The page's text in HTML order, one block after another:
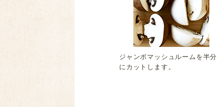
ジャンボマッシュルームを半分
にカットします。